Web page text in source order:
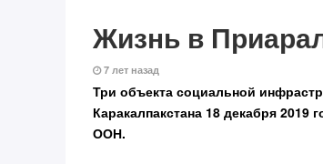
Жизнь в
7 лет назад
Три объекта социальной
Каракалпакстана 18 декабря
ООН.